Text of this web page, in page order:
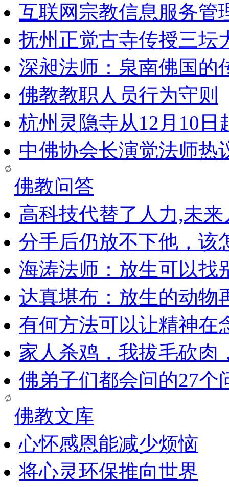
互联网宗教信息服务管
抚州正觉古寺传授三坛
深昶法师：泉南佛国的
佛教教职人员行为守则
杭州灵隐寺从12月10日
中佛协会长演觉法师热
佛教问答
高科技代替了人力,未
分手后仍放不下他，该
海涛法师：放生可以找
达真堪布：放生的动物
有何方法可以让精神在
家人杀鸡，我拔毛砍肉
佛弟子们都会问的27个
佛教文库
心怀感恩能减少烦恼
将心灵环保推向世界